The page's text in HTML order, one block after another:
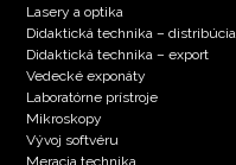
Lasery a optika
Didaktická technika – distribúcia
Didaktická technika – export
Vedecké exponáty
Laboratórne prístroje
Mikroskopy
Vývoj softvéru
Meracia technika